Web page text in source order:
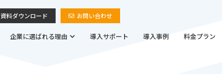
資料ダウンロード お問い合わせ
企業に選ばれる理由 導入サポート 導入事例 料金プラン